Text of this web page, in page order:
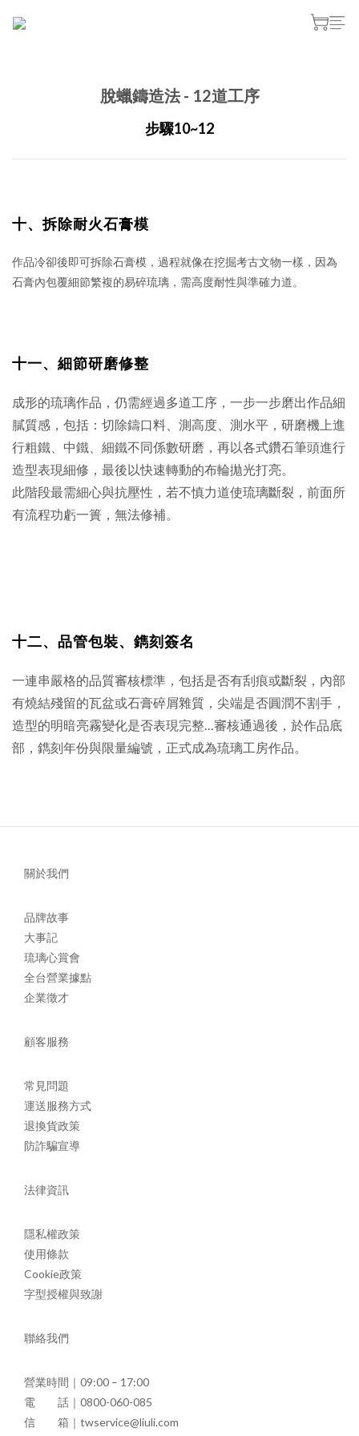
脫蠟鑄造法 - 12道工序
步驟10~12
十、拆除耐火石膏模
作品冷卻後即可拆除石膏模，過程就像在挖掘考古文物一樣，因為
石膏內包覆細節繁複的易碎琉璃，需高度耐性與準確力道。
十一、 細節研磨修整
成形的琉璃作品，仍需經過多道工序，一步一步磨出作品細
膩質感，包括：切除鑄口料、測高度、測水平，研磨機上進
行粗鐵、中鐵、細鐵不同係數研磨，再以各式鑽石筆頭進行
造型表現細修，最後以快速轉動的布輪拋光打亮。
此階段最需細心與抗壓性，若不慎力道使琉璃斷裂，前面所
有流程功虧一簣，無法修補。
十二、 品管包裝、鐫刻簽名
一連串嚴格的品質審核標準，包括是否有刮痕或斷裂，內部
有燒結殘留的瓦盆或石膏碎屑雜質，尖端是否圓潤不割手，
造型的明暗亮霧變化是否表現完整…審核通過後，於作品底
部，鐫刻年份與限量編號，正式成為琉璃工房作品。
關於我們
品牌故事
大事記
琉璃心賞會
全台營業據點
企業徵才
顧客服務
常見問題
運送服務方式
退換貨政策
防詐騙宣導
法律資訊
隱私權政策
使用條款
Cookie政策
字型授權與致謝
聯絡我們
營業時間｜09:00 – 17:00
電 話｜0800-060-085
信 箱｜twservice@liuli.com